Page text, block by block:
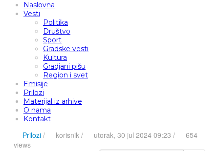
Naslovna
Vesti
Politika
Društvo
Sport
Gradske vesti
Kultura
Gradjani pišu
Region i svet
Emisije
Prilozi
Materijal iz arhive
O nama
Kontakt
Prilozi / korisnik / utorak, 30 jul 2024 09:23 /
654
views